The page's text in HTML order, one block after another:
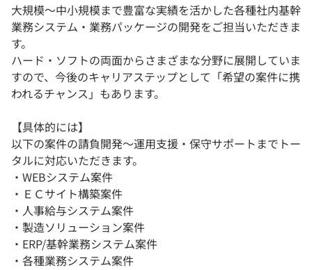
大規模～中小規模まで豊富な実績を活かした各種社内基幹
業務システム・業務パッケージの開発をご担当いただきま
す。
ハード・ソフトの両面からさまざまな分野に展開していま
すので、今後のキャリアステップとして「希望の案件に携
われるチャンス」もあります。
【具体的には】
以下の案件の請負開発～運用支援・保守サポートまでトー
タルに対応いただきます。
・WEBシステム案件
・ＥＣサイト構築案件
・人事給与システム案件
・製造ソリューション案件
・ERP/基幹業務システム案件
・各種業務システム案件